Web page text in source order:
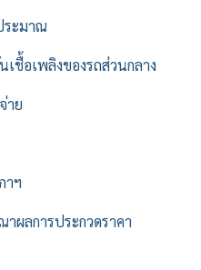
ระมาณ
ชื้อเพลิงของรถส่วนกลาง
าย
าฯ
ผลการประกวดราคา